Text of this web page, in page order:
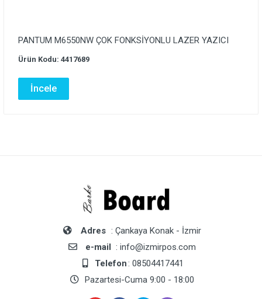
PANTUM M6550NW ÇOK FONKSİYONLU LAZER YAZICI
Ürün Kodu: 4417689
İncele
Adres : Çankaya Konak - İzmir
e-mail : info@izmirpos.com
Telefon: 08504417441
Pazartesi-Cuma 9:00 - 18:00